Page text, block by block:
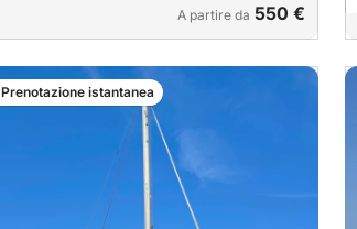
A partire da 550 €
Prenotazione istantanea